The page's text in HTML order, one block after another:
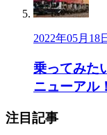
2022年05月18
乗ってみた
ニューアル
注目記事